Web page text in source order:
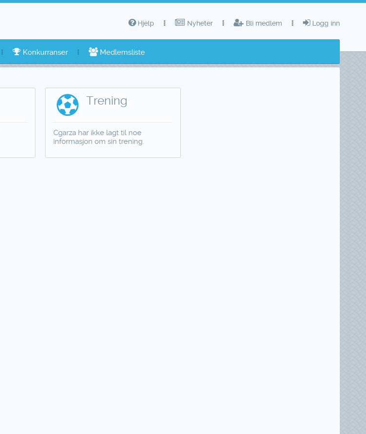
Logg inn
Bli medlem
Nyheter
Hjelp
Konkurranser Medlemsliste
Trening
Cgarza har ikke lagt til noe
informasjon om sin trening.